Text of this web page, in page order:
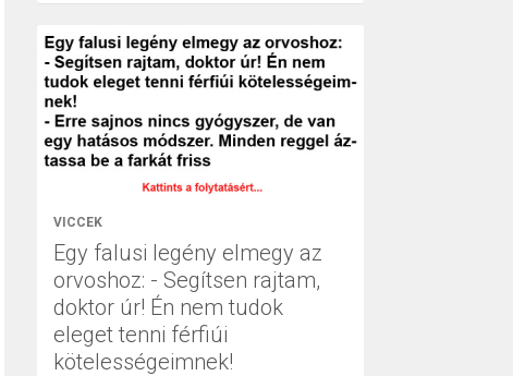
VICCEK
Egy falusi legény elmegy az
orvoshoz: - Segítsen rajtam,
doktor úr! Én nem tudok
eleget tenni férfiúi
kötelességeimnek!